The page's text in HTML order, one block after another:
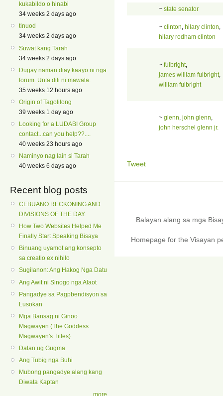
kukabildo o hinabi
34 weeks 2 days ago
tinuod
34 weeks 2 days ago
Suwat kang Tarah
34 weeks 2 days ago
Dugay naman diay kaayo ni nga
forum. Unta dili ni mawala.
35 weeks 12 hours ago
Origin of Tagolilong
39 weeks 1 day ago
Looking for a LUDABI Group
contact...can you help??....
40 weeks 23 hours ago
Naminyo nag lain si Tarah
40 weeks 6 days ago
Recent blog posts
CEBUANO RECKONING AND
DIVISIONS OF THE DAY.
How Two Websites Helped Me
Finally Start Speaking Bisaya
Binuang uyamot ang konsepto
sa creatio ex nihilo
Sugilanon: Ang Hakog Nga Datu
Ang Awit ni Sinogo nga Alaot
Pangadye sa Pagpbendisyon sa
Lusokan
Mga Bansag ni Ginoo
Magwayen (The Goddess
Magwayen's Titles)
Dalan ug Gugma
Ang Tubig nga Buhi
Mubong pangadye alang kang
Diwata Kaptan
more
~ state senator
~ clinton hilary clinton
hilary rodham clinton
~ fulbright,
james william fulbright,
william fulbright
~ glenn john glenn
john herschel glenn jr.
Tweet
Balayan alang sa mga
Homepage for the Visayan